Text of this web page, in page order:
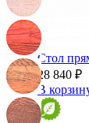
Стол
28 840 ₽
В